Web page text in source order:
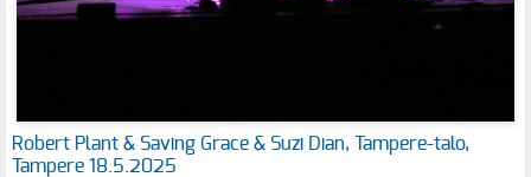
Robert Plant & Saving Grace & Suzi Dian, Tampere-talo,
Tampere 18.5.2025